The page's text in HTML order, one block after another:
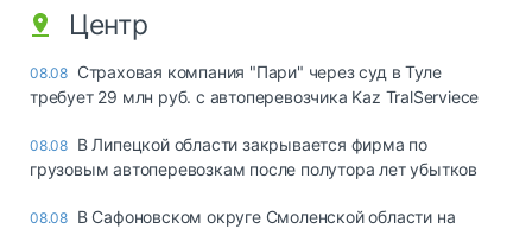
Центр
08.08 Страховая компания "Пари" через суд в Туле
требует 29 млн руб. с автоперевозчика Kaz TralServiece
08.08 В Липецкой области закрывается фирма по
грузовым автоперевозкам после полутора лет убытков
08.08 В Сафоновском округе Смоленской области на